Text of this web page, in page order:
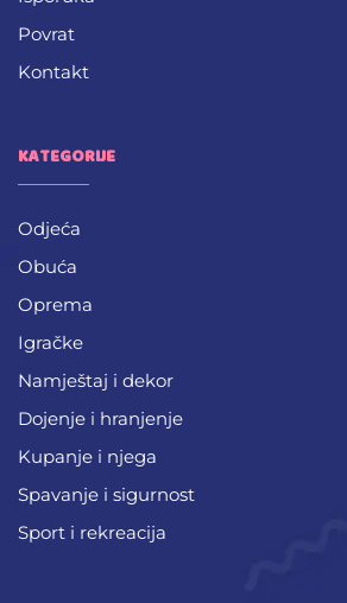
Povrat
Kontakt
KATEGORIJE
Odjeća
Obuća
Oprema
Igračke
Namještaj i dekor
Dojenje i hranjenje
Kupanje i njega
Spavanje i sigurnost
Sport i rekreacija